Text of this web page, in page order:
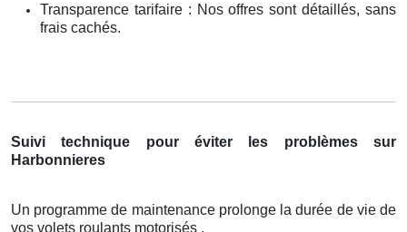
Transparence tarifaire : Nos offres sont détaillés, sans
frais cachés.
Suivi technique pour éviter les problèmes sur
Harbonnieres
Un programme de maintenance prolonge la durée de vie de
vos volets roulants motorisés .